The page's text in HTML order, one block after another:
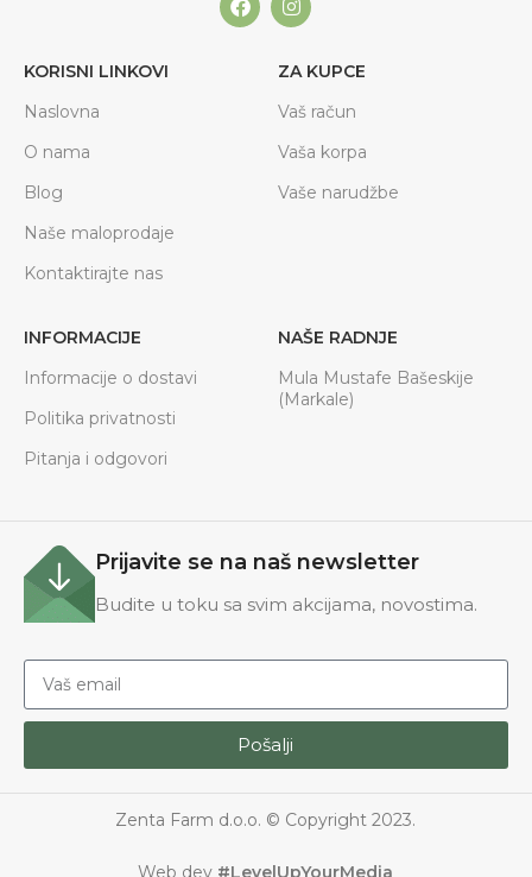
KORISNI LINKOVI
Naslovna
O nama
Blog
Naše maloprodaje
Kontaktirajte nas
ZA KUPCE
Vaš račun
Vaša korpa
Vaše narudžbe
INFORMACIJE
Informacije o dostavi
Politika privatnosti
Pitanja i odgovori
NAŠE RADNJE
Mula Mustafe Bašeskije
(Markale)
Prijavite se na naš newsletter
Budite u toku sa svim akcijama, novostima.
Pošalji
Zenta Farm d.o.o. © Copyright 2023.
Web dev #LevelUpYourMedia